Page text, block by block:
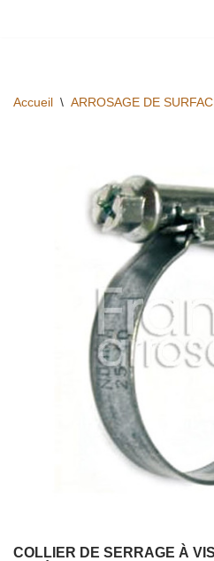
contenu
Accueil \ ARROSAGE DE
COLLIER DE SERRAGE À